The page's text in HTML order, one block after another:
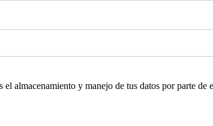
almacenamiento y manejo de tus datos por parte de